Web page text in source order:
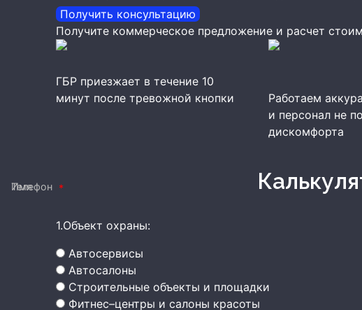
Получить консультацию
Получите коммерческое предложение и расчет
ГБР приезжает в течение 10
минут после тревожной кнопки
Работаем
и персонал не
дискомфорта
1.Объект охраны:
Автосервисы
Автосалоны
Строительные объекты и площадки
Фитнес–центры и салоны красоты
Имя
Телефон